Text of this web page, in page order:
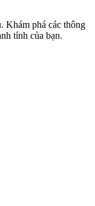
Khám phá các thông
tính của bạn.